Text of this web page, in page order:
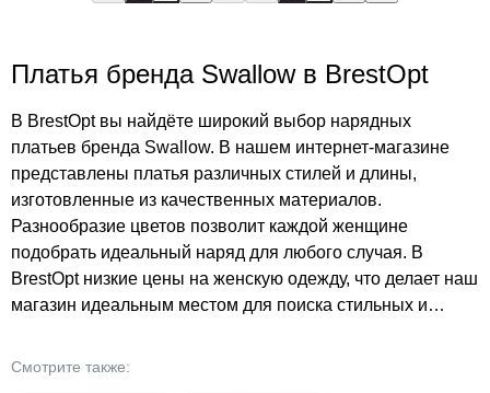
Платья бренда Swallow в BrestOpt
В BrestOpt вы найдёте широкий выбор нарядных
платьев бренда Swallow. В нашем интернет-магазине
представлены платья различных стилей и длины,
изготовленные из качественных материалов.
Разнообразие цветов позволит каждой женщине
подобрать идеальный наряд для любого случая. B
BrestOpt низкие цены на женскую одежду, что делает наш
магазин идеальным местом для поиска стильных и
праздничные, так и повседневные платья, которые
Смотрите также: